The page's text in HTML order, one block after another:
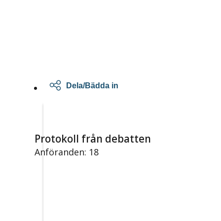
Dela/Bädda in
Protokoll från debatten
Anföranden: 18